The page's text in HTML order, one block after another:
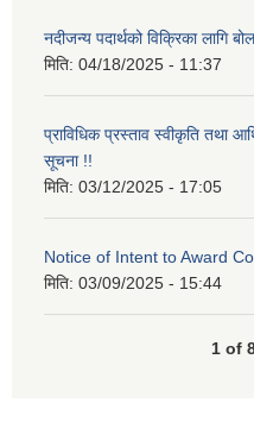
नदीजन्य पदार्थको विक्रिका लागि
मिति: 04/18/2025 - 11:37
प्राविधिक प्रस्ताव स्वीकृति तथा
सूचना !!
मिति: 03/12/2025 - 17:05
Notice of Intent to Award
मिति: 03/09/2025 - 15:44
1 of